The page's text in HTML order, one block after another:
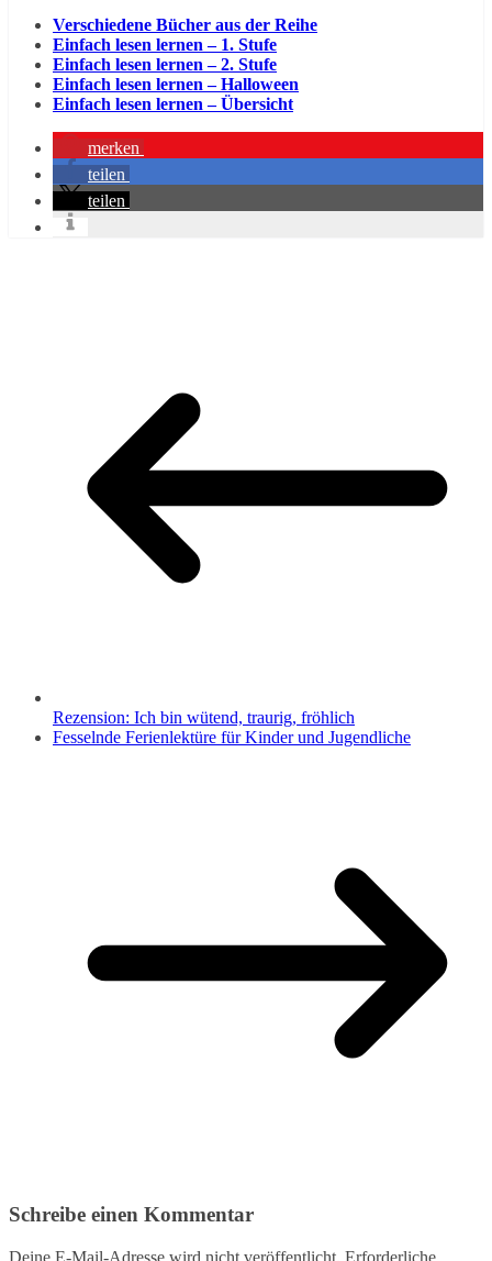
Verschiedene Bücher aus der Reihe
Einfach lesen lernen – 1. Stufe
Einfach lesen lernen – 2. Stufe
Einfach lesen lernen – Halloween
Einfach lesen lernen – Übersicht
merken
teilen
teilen
Rezension: Ich bin wütend, traurig, fröhlich
Fesselnde Ferienlektüre für Kinder und Jugendliche
Schreibe einen Kommentar
Deine E-Mail-Adresse wird nicht veröffentlicht. Erforderliche